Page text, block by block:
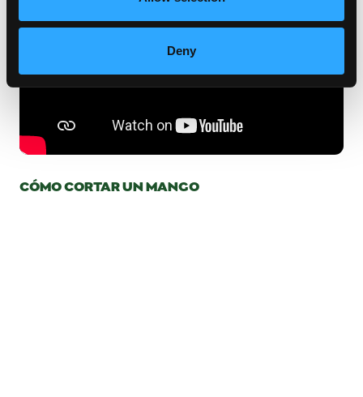
Deny
CÓMO CORTAR UN MANGO